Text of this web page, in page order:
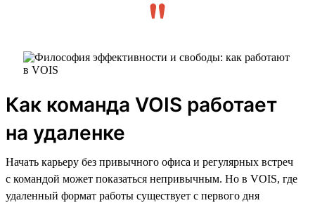
Как команда VOIS работает
на удаленке
Начать карьеру без привычного офиса и регулярных встреч
с командой может показаться непривычным. Но в VOIS, где
удаленный формат работы существует с первого дня